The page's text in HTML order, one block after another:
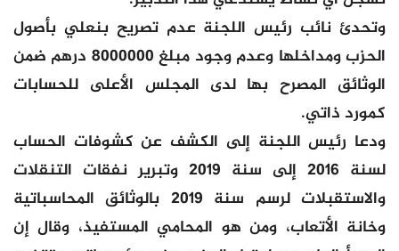
وتحدئ نائب رئيس اللجنة عدم تصريح بنعلي بأصول
الحزب ومداخلها وعدم وجود مبلغ 8000000 درهم ضمن
الوثائق المصرح بها لدى المجلس الأعلى للحسابات
كمورد ذاتي.
ودعا رئيس اللجنة إلى الكشف عن كشوفات الحساب
لسنة 2016 إلى سنة 2019 وتبرير نفقات التنقلات
والاستقبلات لرسم سنة 2019 بالوثائق المحاسباتية
وخانة الأتعاب، ومن هو المحامي المستفيذ، وقال إن